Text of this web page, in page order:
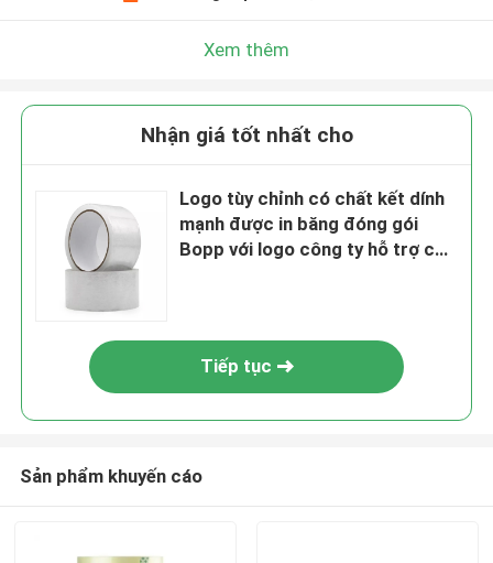
Xem thêm
Nhận giá tốt nhất cho
Logo tùy chỉnh có chất kết dính
mạnh được in băng đóng gói
Bopp với logo công ty hỗ trợ các
Tiếp tục
Sản phẩm khuyến cáo